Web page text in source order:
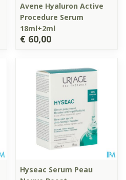
Avene Hyaluron Active
Procedure Serum
18ml+2ml
€ 60,00
Hyseac Serum Peau